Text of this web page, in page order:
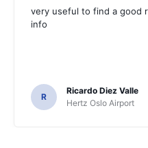
very useful to find a good
info
R
Ricardo Diez Valle
Hertz Oslo Airport